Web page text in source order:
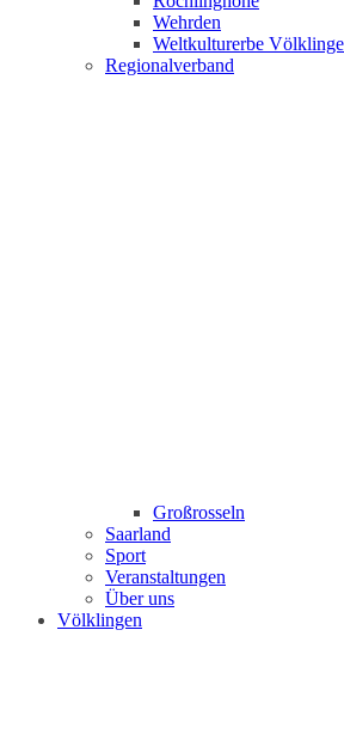
Wehrden
Weltkulturerbe
Regionalverband
Großrosseln
Saarland
Sport
Veranstaltungen
Über uns
Völklingen